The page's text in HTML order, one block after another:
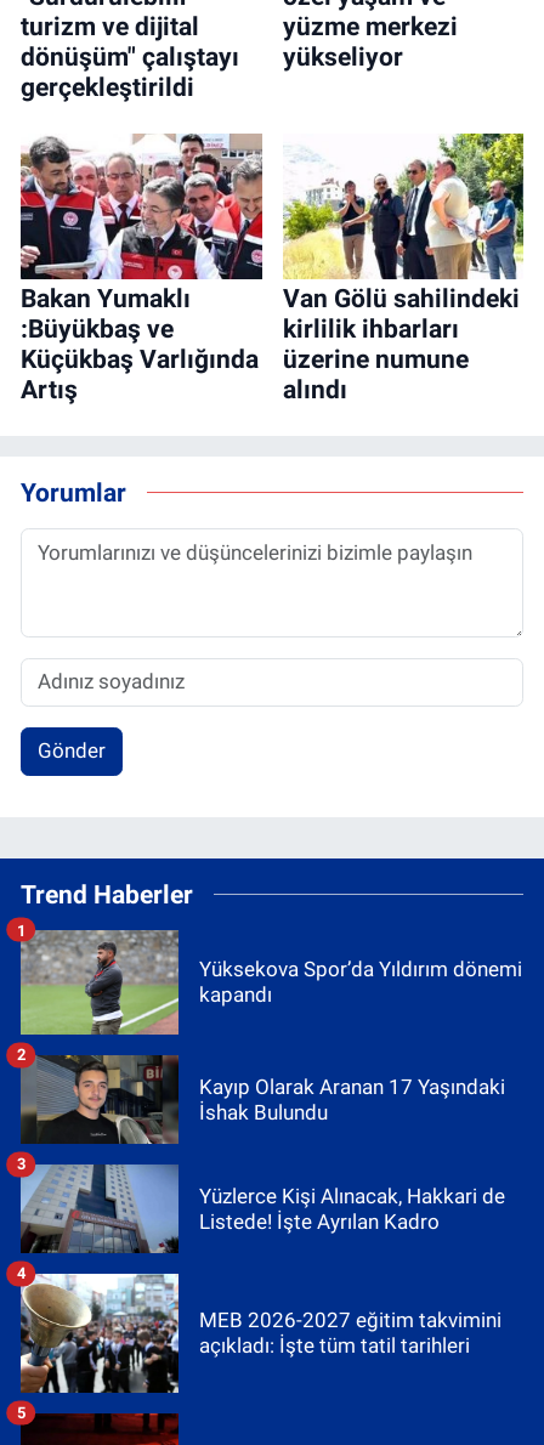
turizm ve dijital
dönüşüm" çalıştayı
gerçekleştirildi
yüzme merkezi
yükseliyor
Bakan Yumaklı
:Büyükbaş ve
Küçükbaş Varlığında
Artış
Van Gölü sahilindeki
kirlilik ihbarları
üzerine numune
alındı
Yorumlar
Gönder
Trend Haberler
Yüksekova Spor’da Yıldırım dönemi
kapandı
1
Kayıp Olarak Aranan 17 Yaşındaki
İshak Bulundu
2
Yüzlerce Kişi Alınacak, Hakkari de
Listede! İşte Ayrılan Kadro
3
MEB 2026-2027 eğitim takvimini
açıkladı: İşte tüm tatil tarihleri
4
5